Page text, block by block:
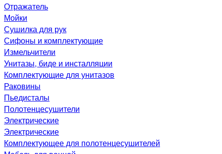
Отражатель
Мойки
Сушилка для рук
Сифоны и комплектующие
Измельчители
Унитазы, биде и инсталляции
Комплектующие для унитазов
Раковины
Пьедисталы
Полотенцесушители
Электрические
Электрические
Комплектующее для полотенцесушителей